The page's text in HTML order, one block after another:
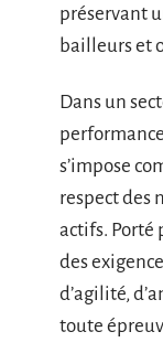
préservant
bailleurs et
Dans un
s’impose
respect des
actifs. Porté
des
d’agilité,
toute